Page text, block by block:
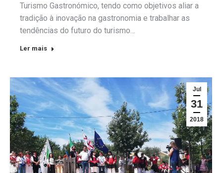
Turismo Gastronómico, tendo como objetivos aliar a
tradição à inovação na gastronomia e trabalhar as
tendências do futuro do turismo…
Ler mais
Jul
31
2018